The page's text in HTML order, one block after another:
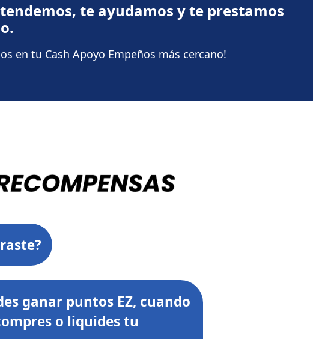
te ayudamos y te prestamos
en tu Cash Apoyo Empeños más cercano!
ganar puntos EZ, cuando
o liquides tu